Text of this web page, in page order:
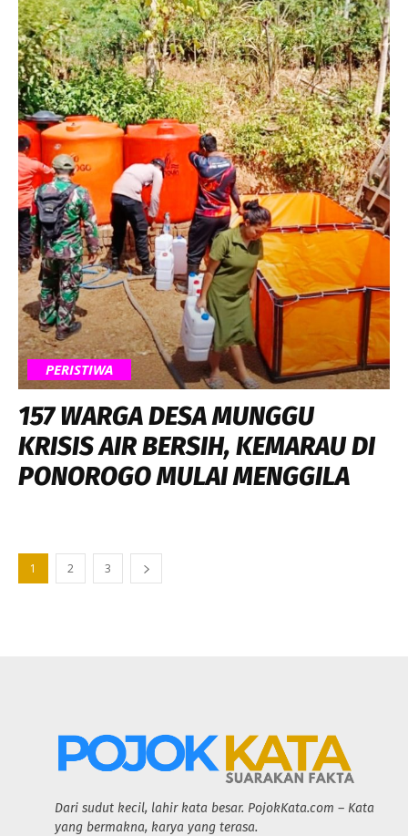
PERISTIWA
157 WARGA DESA MUNGGU
KRISIS AIR BERSIH, KEMARAU DI
PONOROGO MULAI MENGGILA
1 2 3
Dari sudut kecil, lahir kata besar. PojokKata.com – Kata
yang bermakna, karya yang terasa.